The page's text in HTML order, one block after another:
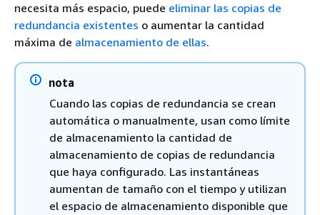
necesita más espacio, puede eliminar las copias de
redundancia existentes o aumentar la cantidad
máxima de almacenamiento de ellas.
nota
Cuando las copias de redundancia se crean
automática o manualmente, usan como límite
de almacenamiento la cantidad de
almacenamiento de copias de redundancia
que haya configurado. Las instantáneas
aumentan de tamaño con el tiempo y utilizan
el espacio de almacenamiento disponible que